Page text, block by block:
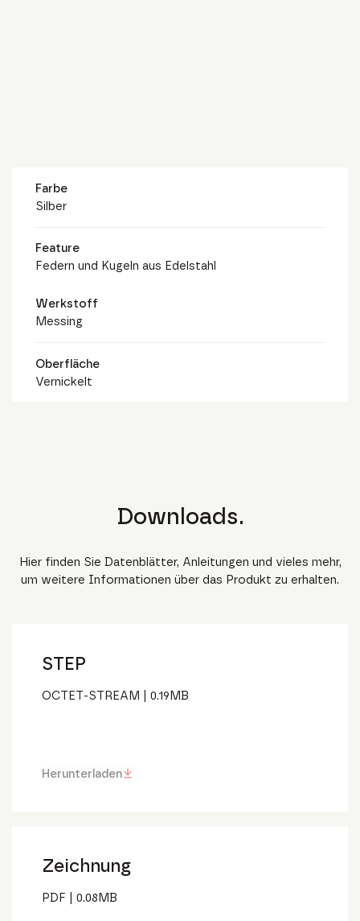
Farbe
Silber
Feature
Federn und Kugeln aus Edelstahl
Werkstoff
Messing
Oberfläche
Vernickelt
Downloads.
Hier finden Sie Datenblätter, Anleitungen und vieles mehr,
um weitere Informationen über das Produkt zu erhalten.
STEP
OCTET-STREAM 0.19MB
Herunterladen
Zeichnung
PDF 0.08MB